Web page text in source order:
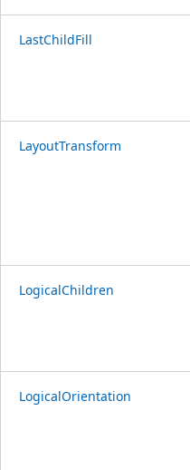
LastChildFill
LayoutTransform
LogicalChildren
LogicalOrientation